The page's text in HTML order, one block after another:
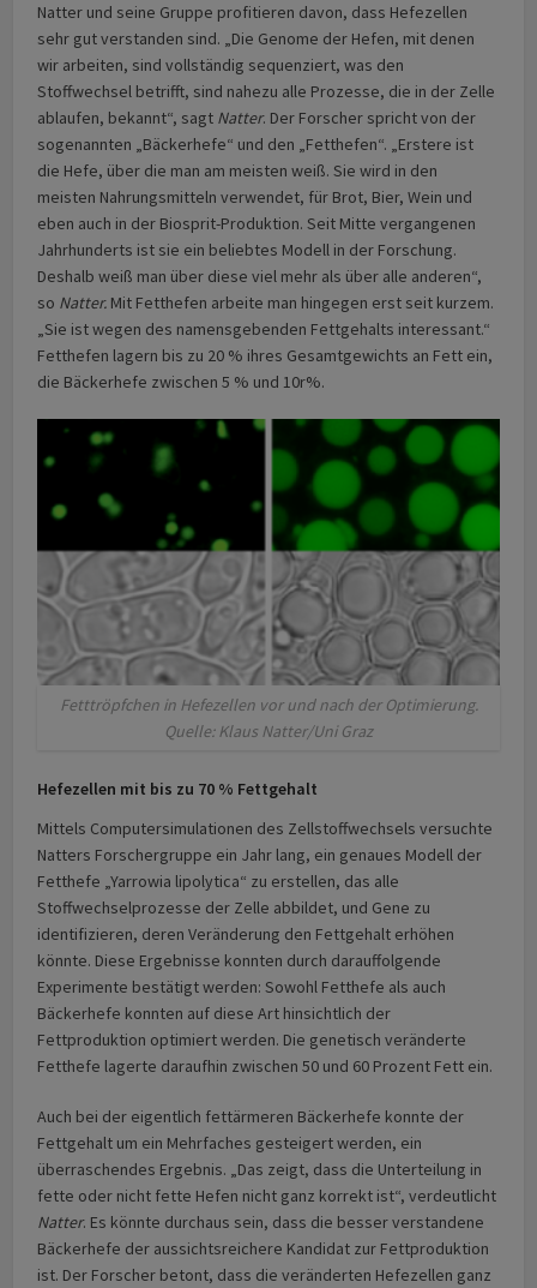
Natter und seine Gruppe profitieren davon, dass Hefezellen
sehr gut verstanden sind. „Die Genome der Hefen, mit denen
wir arbeiten, sind vollständig sequenziert, was den
Stoffwechsel betrifft, sind nahezu alle Prozesse, die in der Zelle
ablaufen, bekannt“, sagt Natter. Der Forscher spricht von der
sogenannten „Bäckerhefe“ und den „Fetthefen“. „Erstere ist
die Hefe, über die man am meisten weiß. Sie wird in den
meisten Nahrungsmitteln verwendet, für Brot, Bier, Wein und
eben auch in der Biosprit-Produktion. Seit Mitte vergangenen
Jahrhunderts ist sie ein beliebtes Modell in der Forschung.
Deshalb weiß man über diese viel mehr als über alle anderen“,
so Natter. Mit Fetthefen arbeite man hingegen erst seit kurzem.
„Sie ist wegen des namensgebenden Fettgehalts interessant.“
Fetthefen lagern bis zu 20 % ihres Gesamtgewichts an Fett ein,
die Bäckerhefe zwischen 5 % und 10r%.
Fetttröpfchen in Hefezellen vor und nach der Optimierung.
Quelle: Klaus Natter/Uni Graz
Hefezellen mit bis zu 70 % Fettgehalt
Mittels Computersimulationen des Zellstoffwechsels versuchte
Natters Forschergruppe ein Jahr lang, ein genaues Modell der
Fetthefe „Yarrowia lipolytica“ zu erstellen, das alle
Stoffwechselprozesse der Zelle abbildet, und Gene zu
identifizieren, deren Veränderung den Fettgehalt erhöhen
könnte. Diese Ergebnisse konnten durch darauffolgende
Experimente bestätigt werden: Sowohl Fetthefe als auch
Bäckerhefe konnten auf diese Art hinsichtlich der
Fettproduktion optimiert werden. Die genetisch veränderte
Fetthefe lagerte daraufhin zwischen 50 und 60 Prozent Fett ein.
Auch bei der eigentlich fettärmeren Bäckerhefe konnte der
Fettgehalt um ein Mehrfaches gesteigert werden, ein
überraschendes Ergebnis. „Das zeigt, dass die Unterteilung in
fette oder nicht fette Hefen nicht ganz korrekt ist“, verdeutlicht
Natter. Es könnte durchaus sein, dass die besser verstandene
Bäckerhefe der aussichtsreichere Kandidat zur Fettproduktion
ist. Der Forscher betont, dass die veränderten Hefezellen ganz